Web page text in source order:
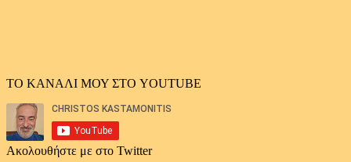
ΤΟ ΚΑΝΑΛΙ ΜΟΥ ΣΤΟ YOUTUBE
Ακολουθήστε με στο Twitter